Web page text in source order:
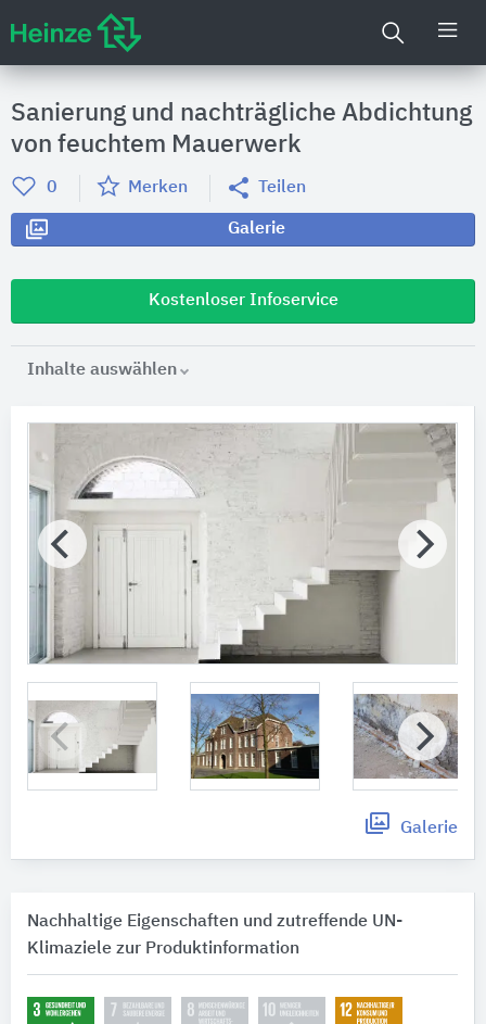
Sanierung und nachträgliche Abdichtung
von feuchtem Mauerwerk
0 Merken Teilen
Galerie
Kostenloser Infoservice
Inhalte auswählen
Galerie
Nachhaltige Eigenschaften und zutreffende UN-
Klimaziele zur Produktinformation